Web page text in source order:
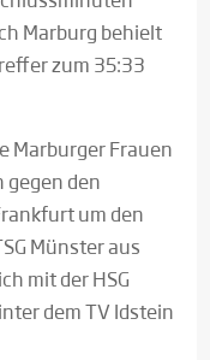
Marburg behielt
zum 35:33
Marburger Frauen
den
um den
Münster aus
mit der HSG
dem TV Idstein